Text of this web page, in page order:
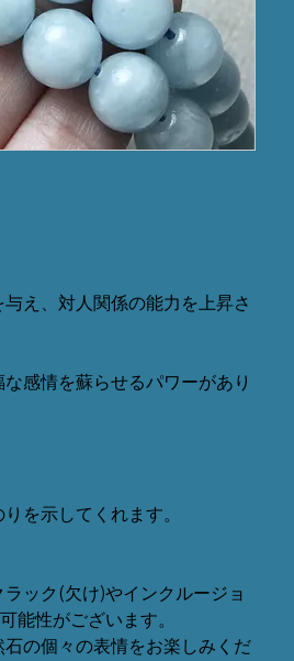
え、対人関係の能力を上昇さ
感情を蘇らせるパワーがあり
を示してくれます。
ック(欠け)やインクルージョ
能性がございます。
の個々の表情をお楽しみくだ